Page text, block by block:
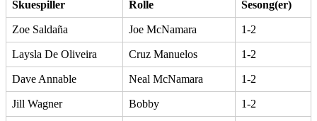
Skuespiller Rolle Sesong(er)
Zoe Saldaña Joe McNamara 1-2
Laysla De Oliveira Cruz Manuelos 1-2
Dave Annable Neal McNamara 1-2
Jill Wagner Bobby 1-2